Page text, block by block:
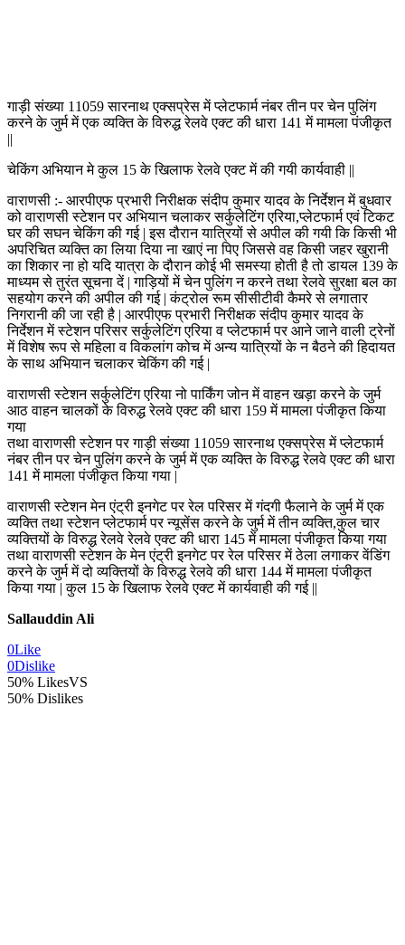
गाड़ी संख्या 11059 सारनाथ एक्सप्रेस में प्लेटफार्म नंबर तीन पर चेन पुलिंग
करने के जुर्म में एक व्यक्ति के विरुद्ध रेलवे एक्ट की धारा 141 में मामला पंजीकृत
||
चेकिंग अभियान मे कुल 15 के खिलाफ रेलवे एक्ट में की गयी कार्यवाही ||
वाराणसी :- आरपीएफ प्रभारी निरीक्षक संदीप कुमार यादव के निर्देशन में बुधवार
को वाराणसी स्टेशन पर अभियान चलाकर सर्कुलेटिंग एरिया,प्लेटफार्म एवं टिकट
घर की सघन चेकिंग की गई | इस दौरान यात्रियों से अपील की गयी कि किसी भी
अपरिचित व्यक्ति का लिया दिया ना खाएं ना पिए जिससे वह किसी जहर खुरानी
का शिकार ना हो यदि यात्रा के दौरान कोई भी समस्या होती है तो डायल 139 के
माध्यम से तुरंत सूचना दें | गाड़ियों में चेन पुलिंग न करने तथा रेलवे सुरक्षा बल का
सहयोग करने की अपील की गई | कंट्रोल रूम सीसीटीवी कैमरे से लगातार
निगरानी की जा रही है | आरपीएफ प्रभारी निरीक्षक संदीप कुमार यादव के
निर्देशन में स्टेशन परिसर सर्कुलेटिंग एरिया व प्लेटफार्म पर आने जाने वाली ट्रेनों
में विशेष रूप से महिला व विकलांग कोच में अन्य यात्रियों के न बैठने की हिदायत
के साथ अभियान चलाकर चेकिंग की गई |
वाराणसी स्टेशन सर्कुलेटिंग एरिया नो पार्किंग जोन में वाहन खड़ा करने के जुर्म
आठ वाहन चालकों के विरुद्ध रेलवे एक्ट की धारा 159 में मामला पंजीकृत किया
गया
तथा वाराणसी स्टेशन पर गाड़ी संख्या 11059 सारनाथ एक्सप्रेस में प्लेटफार्म
नंबर तीन पर चेन पुलिंग करने के जुर्म में एक व्यक्ति के विरुद्ध रेलवे एक्ट की धारा
141 में मामला पंजीकृत किया गया |
वाराणसी स्टेशन मेन एंट्री इनगेट पर रेल परिसर में गंदगी फैलाने के जुर्म में एक
व्यक्ति तथा स्टेशन प्लेटफार्म पर न्यूसेंस करने के जुर्म में तीन व्यक्ति,कुल चार
व्यक्तियों के विरुद्ध रेलवे रेलवे एक्ट की धारा 145 में मामला पंजीकृत किया गया
तथा वाराणसी स्टेशन के मेन एंट्री इनगेट पर रेल परिसर में ठेला लगाकर वेंडिंग
करने के जुर्म में दो व्यक्तियों के विरुद्ध रेलवे की धारा 144 में मामला पंजीकृत
किया गया | कुल 15 के खिलाफ रेलवे एक्ट में कार्यवाही की गई ||
Sallauddin Ali
0Like
0Dislike
50% LikesVS
50% Dislikes